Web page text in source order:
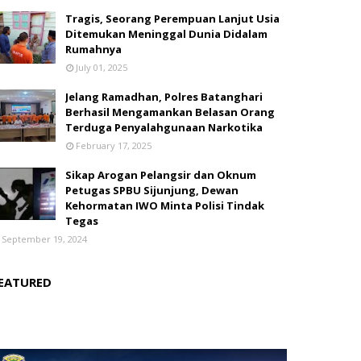
Tragis, Seorang Perempuan Lanjut Usia
Ditemukan Meninggal Dunia Didalam
Rumahnya
July 01, 2025
Jelang Ramadhan, Polres Batanghari
Berhasil Mengamankan Belasan Orang
Terduga Penyalahgunaan Narkotika
February 17, 2025
Sikap Arogan Pelangsir dan Oknum
Petugas SPBU Sijunjung, Dewan
Kehormatan IWO Minta Polisi Tindak
Tegas
September 19, 2024